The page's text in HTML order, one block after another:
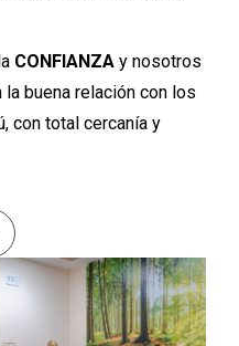
CONFIANZA y nosotros
buena relación con los
con total cercanía y